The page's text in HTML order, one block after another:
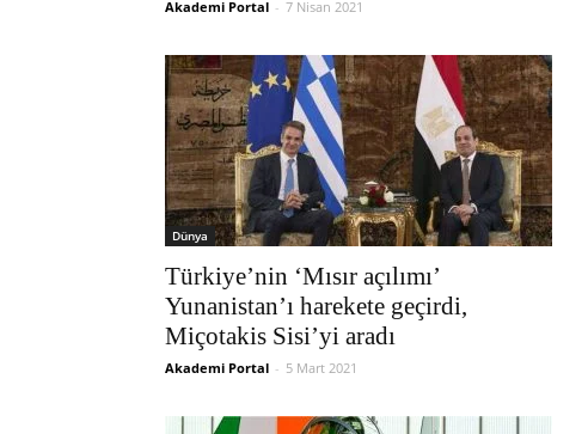
Akademi Portal - 7 Nisan 2021
Dünya
Türkiye’nin ‘Mısır açılımı’
Yunanistan’ı harekete geçirdi,
Miçotakis Sisi’yi aradı
Akademi Portal - 5 Mart 2021